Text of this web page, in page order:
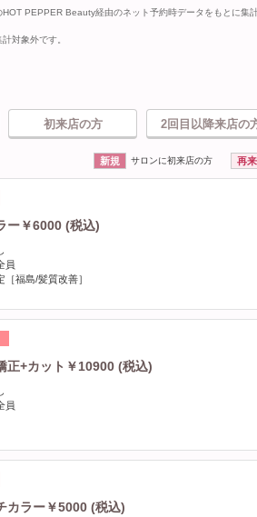
PEPPER Beauty経由のネット予約時データをもとに集計
対象外です。
初来店の方 2回目以降来店の
新規 サロンに初来店の方 再来
ー￥6000 (税込)
員
［福島/髪質改善］
正+カット￥10900 (税込)
員
カラー￥5000 (税込)